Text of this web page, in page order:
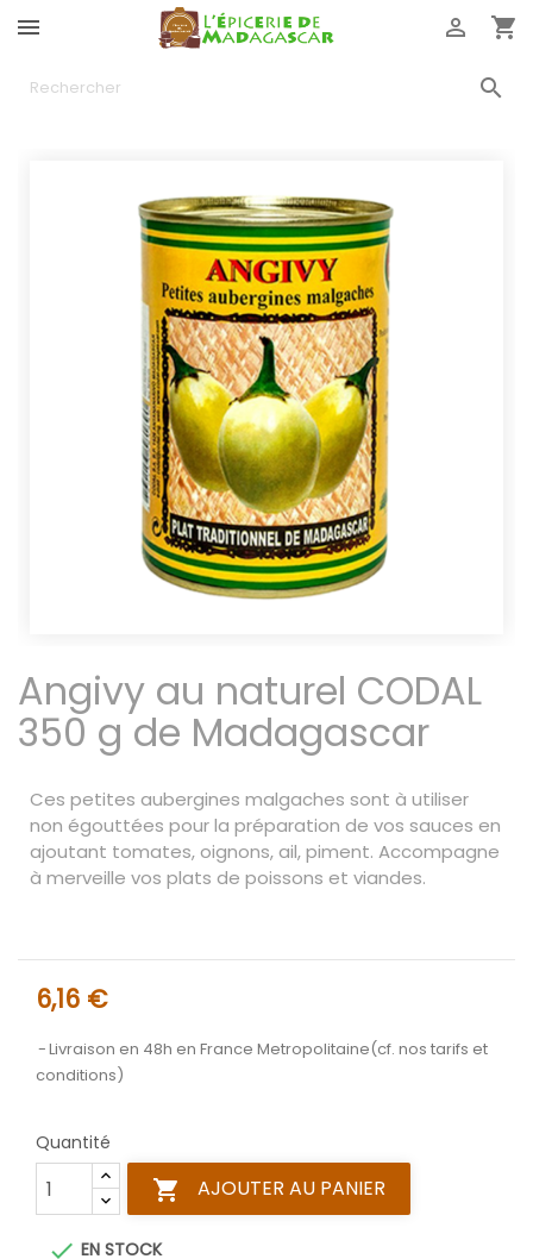
 


Angivy au naturel CODAL
350 g de Madagascar
Ces petites aubergines malgaches sont à utiliser
non égouttées pour la préparation de vos sauces en
ajoutant tomates, oignons, ail, piment. Accompagne
à merveille vos plats de poissons et viandes.​
6,16 €
Livraison en 48h en France Metropolitaine(cf. nos tarifs et
conditions)
Quantité
 AJOUTER AU PANIER
 EN STOCK